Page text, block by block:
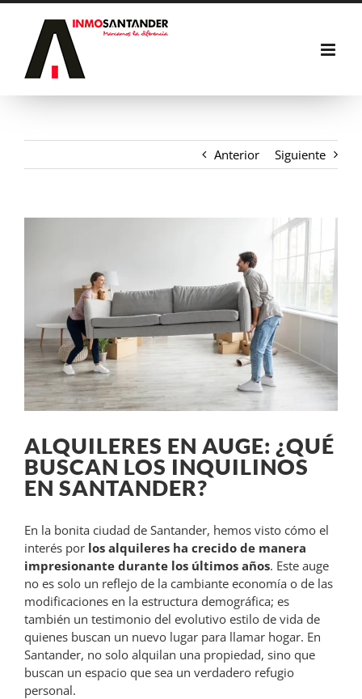
Saltar
contenido
Anterior Siguiente
ALQUILERES EN AUGE: ¿QUÉ
BUSCAN LOS INQUILINOS
EN SANTANDER?
En la bonita ciudad de Santander, hemos visto cómo el
interés por los alquileres ha crecido de manera
impresionante durante los últimos años. Este auge
no es solo un reflejo de la cambiante economía o de las
modificaciones en la estructura demográfica; es
también un testimonio del evolutivo estilo de vida de
quienes buscan un nuevo lugar para llamar hogar. En
Santander, no solo alquilan una propiedad, sino que
buscan un espacio que sea un verdadero refugio
personal.